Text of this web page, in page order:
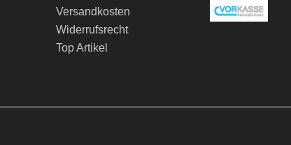
Versandkosten
Widerrufsrecht
Top Artikel